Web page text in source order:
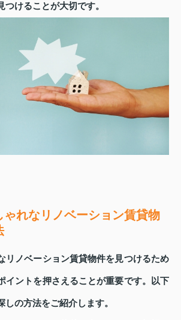
けることが大切です。
ゃれなリノベーション賃貸物
リノベーション賃貸物件を見つけるため
イントを押さえることが重要です。以下
しの方法をご紹介します。